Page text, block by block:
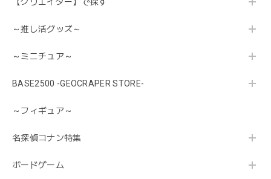
【クリエイター】で探す
～推し活グッズ～
～ミニチュア～
BASE2500 -GEOCRAPER STORE-
～フィギュア～
名探偵コナン特集
ボードゲーム